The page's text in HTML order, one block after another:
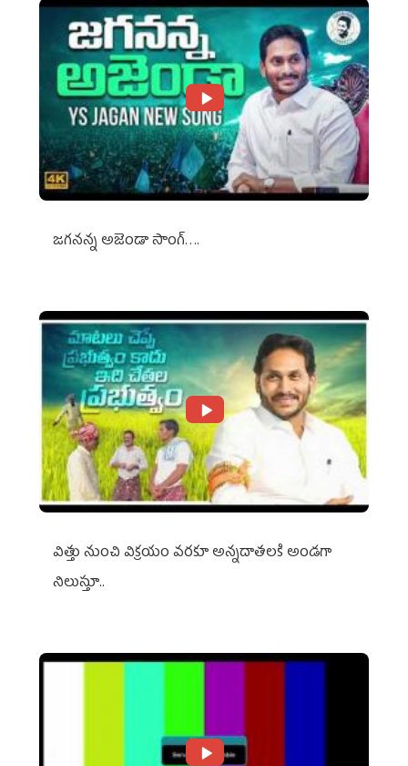
జగనన్న అజెండా సాంగ్….
విత్తు నుంచి విక్రయం వరకూ అన్నదాతలకి అండగా
నిలుస్తూ..